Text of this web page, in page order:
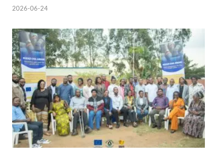
2026-06-24